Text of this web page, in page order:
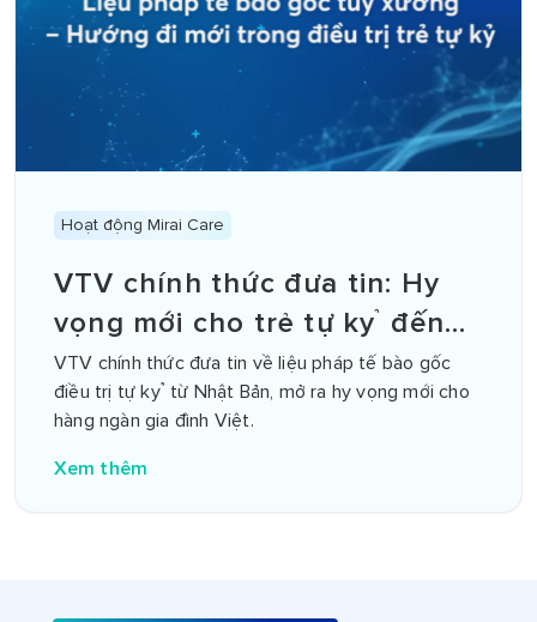
Hoạt động Mirai Care
VTV chính thức đưa tin: Hy
vọng mới cho trẻ tự kỷ đến
từ Nhật Bản
VTV chính thức đưa tin về liệu pháp tế bào gốc
điều trị tự kỷ từ Nhật Bản, mở ra hy vọng mới cho
hàng ngàn gia đình Việt.
Xem thêm